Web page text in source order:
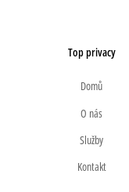
Top privacy
Domů
O nás
Služby
Kontakt